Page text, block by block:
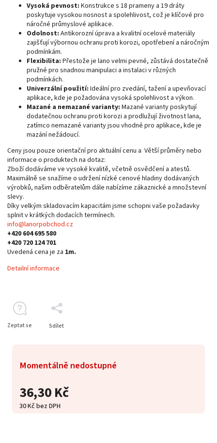
36,30 Kč
30 Kč bez DPH
Momentálně nedostupné
Vysoká pevnost: Konstrukce s 18 prameny a 19 dráty
poskytuje vysokou nosnost a spolehlivost, což je klíčové pro
náročné průmyslové aplikace.
Odolnost: Antikorozní úprava a kvalitní ocelové materiály
zajišťují výbornou ochranu proti korozi, opotřebení a náročným
podmínkám.
Flexibilita: Přestože je lano velmi pevné, zůstává dostatečně
pružné pro snadnou manipulaci a instalaci v různých
podmínkách.
Univerzální použití: Ideální pro zvedání, tažení a upevňovací
aplikace, kde je požadována vysoká spolehlivost a výkon.
Mazané a nemazané varianty: Mazané varianty poskytují
dodatečnou ochranu proti korozi a prodlužují životnost lana,
zatímco nemazané varianty jsou vhodné pro aplikace, kde je
mazání nežádoucí.
Ceny jsou pouze orientační pro aktuální cenu a Větší průměry nebo
informace o produktech na dotaz:
Zboží dodáváme ve vysoké kvalitě, včetně osvědčení a atestů.
Maximálně se snažíme o udržení nízké cenové hladiny dodávaných
výrobků, našim odběratelům dále nabízíme zákaznické a množstevní
slevy.
Díky velkým skladovacím kapacitám jsme schopni vaše požadavky
splnit v krátkých dodacích termínech.
info@lanorpobchod.cz
+420 604 695 580
+420 720 124 701
Uvedená cena je za 1m.
Detailní informace
Zeptat se Sdílet